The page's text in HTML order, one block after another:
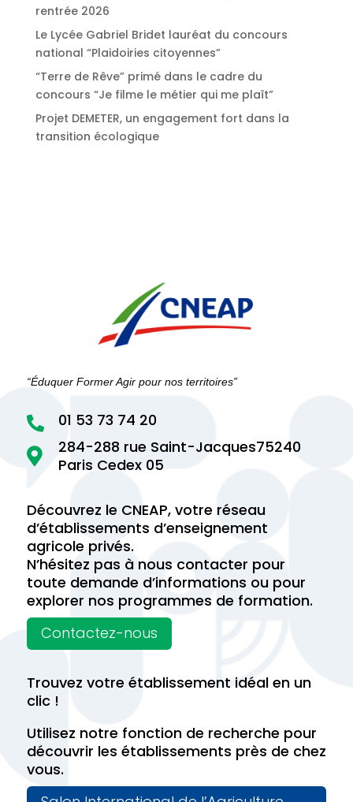
rentrée 2026
Le Lycée Gabriel Bridet lauréat du concours
national “Plaidoiries citoyennes”
“Terre de Rêve” primé dans le cadre du
concours “Je filme le métier qui me plaît”
Projet DEMETER, un engagement fort dans la
transition écologique
“Éduquer Former Agir pour nos territoires”


284-288 rue Saint-Jacques75240
Paris Cedex 05
01 53 73 74 20
Découvrez le CNEAP, votre réseau
d’établissements d’enseignement
agricole privés.
N’hésitez pas à nous contacter pour
toute demande d’informations ou pour
explorer nos programmes de formation.
Contactez-nous
Trouvez votre établissement idéal en un
clic !
Utilisez notre fonction de recherche pour
découvrir les établissements près de chez
vous.